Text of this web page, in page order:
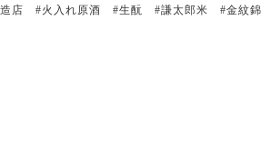
店 #火入れ原酒 #生酛 #謙太郎米 #金紋錦